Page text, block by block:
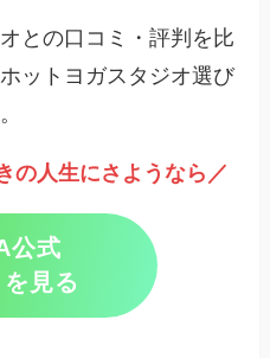
との口コミ・評判を比
ットヨガスタジオ選び
の人生にさようなら／
公式
見る